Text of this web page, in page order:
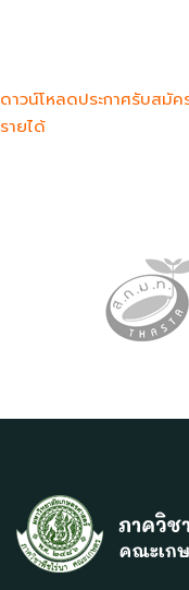
ดาวน์โหลดประกาศรับสมัค
รายได้